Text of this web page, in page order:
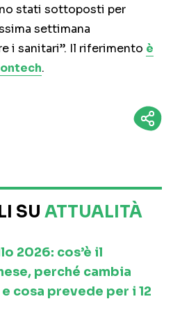
stati sottoposti per
settimana
i sanitari”. Il riferimento è
.
SU ATTUALITÀ
2026: cos’è il
perché cambia
cosa prevede per i 12